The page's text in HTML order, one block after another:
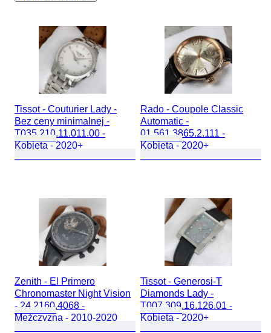
Tissot - Couturier Lady -
Bez ceny minimalnej -
T035.210.11.011.00 -
Kobieta - 2020+
Rado - Coupole Classic
Automatic -
01.561.3865.2.111 -
Kobieta - 2020+
Zenith - El Primero
Chronomaster Night Vision
- 24.2160.4068 -
Mężczyzna - 2010-2020
Tissot - Generosi-T
Diamonds Lady -
T007.309.16.126.01 -
Kobieta - 2020+